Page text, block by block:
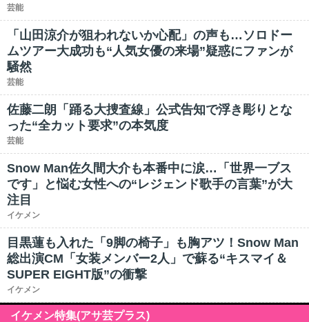
芸能
「山田涼介が狙われないか心配」の声も…ソロドー
ムツアー大成功も“人気女優の来場”疑惑にファンが
騒然
芸能
佐藤二朗「踊る大捜査線」公式告知で浮き彫りとな
った“全カット要求”の本気度
芸能
Snow Man佐久間大介も本番中に涙…「世界一ブス
です」と悩む女性への“レジェンド歌手の言葉”が大
注目
イケメン
目黒蓮も入れた「9脚の椅子」も胸アツ！Snow Man
総出演CM「女装メンバー2人」で蘇る“キスマイ＆
SUPER EIGHT版”の衝撃
イケメン
イケメン特集(アサ芸プラス)